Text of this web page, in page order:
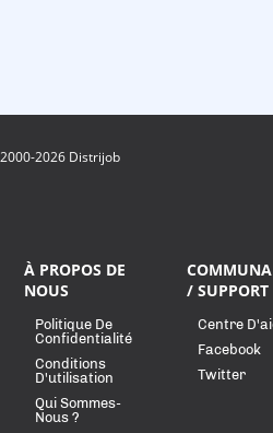
2026 Distrijob
À PROPOS DE
NOUS
Politique De
Confidentialité
Conditions
D'utilisation
Qui Sommes-
Nous ?
/ SUPPORT
Centre
Facebook
Twitter